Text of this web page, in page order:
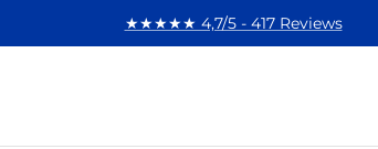
★★★★★ 4,7/5 - 417 Reviews